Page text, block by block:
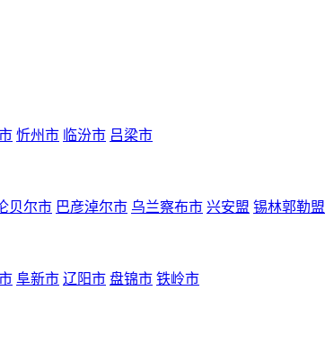
忻州市 临汾市 吕梁市
贝尔市 巴彦淖尔市 乌兰察布市 兴安盟 锡林郭勒盟
阜新市 辽阳市 盘锦市 铁岭市